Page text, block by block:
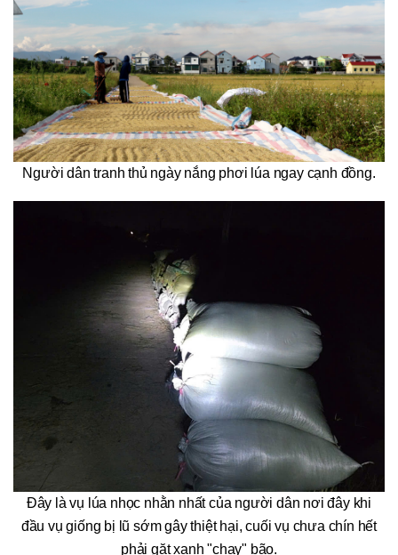
Người dân tranh thủ ngày nắng phơi lúa ngay cạnh đồng.
Đây là vụ lúa nhọc nhằn nhất của người dân nơi đây khi
đầu vụ giống bị lũ sớm gây thiệt hại, cuối vụ chưa chín hết
phải gặt xanh "chạy" bão.